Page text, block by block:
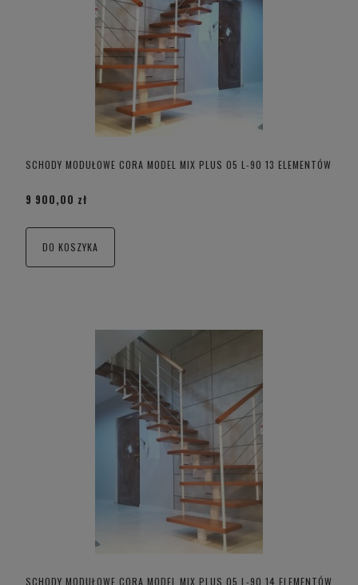
SCHODY MODUŁOWE CORA MODEL MIX PLUS 05 L-90 13 ELEMENTÓW
9 900,00 zł
DO KOSZYKA
SCHODY MODUŁOWE CORA MODEL MIX PLUS 05 L-90 14 ELEMENTÓW